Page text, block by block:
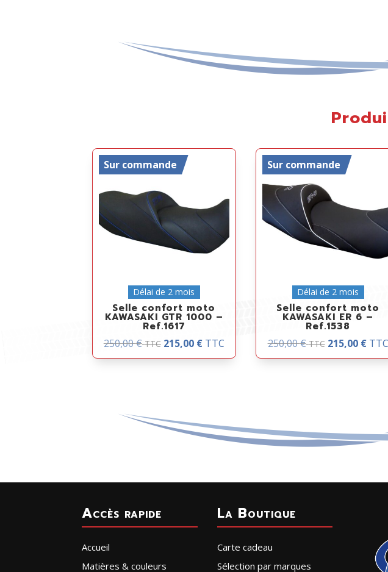
Sur commande
Délai de 2 mois
Selle confort moto
KAWASAKI GTR 1000 –
Ref.1617
250,00€ TTC 215,00 € TTC
Sur commande
Délai de 2 mois
Selle confort moto
KAWASAKI ER 6 –
Ref.1538
250,00€ TTC 215,00 € TTC
Accès rapide
Accueil
Matières & couleurs
La Boutique
Carte cadeau
Sélection par marques